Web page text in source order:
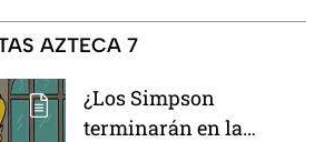
AZTECA 7
¿Los Simpson
terminarán en la